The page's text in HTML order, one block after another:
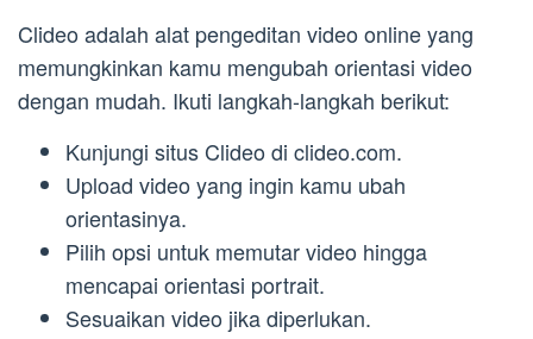
Clideo adalah alat pengeditan video online yang
memungkinkan kamu mengubah orientasi video
dengan mudah. Ikuti langkah-langkah berikut:
Kunjungi situs Clideo di clideo.com.
Upload video yang ingin kamu ubah
orientasinya.
Pilih opsi untuk memutar video hingga
mencapai orientasi portrait.
Sesuaikan video jika diperlukan.